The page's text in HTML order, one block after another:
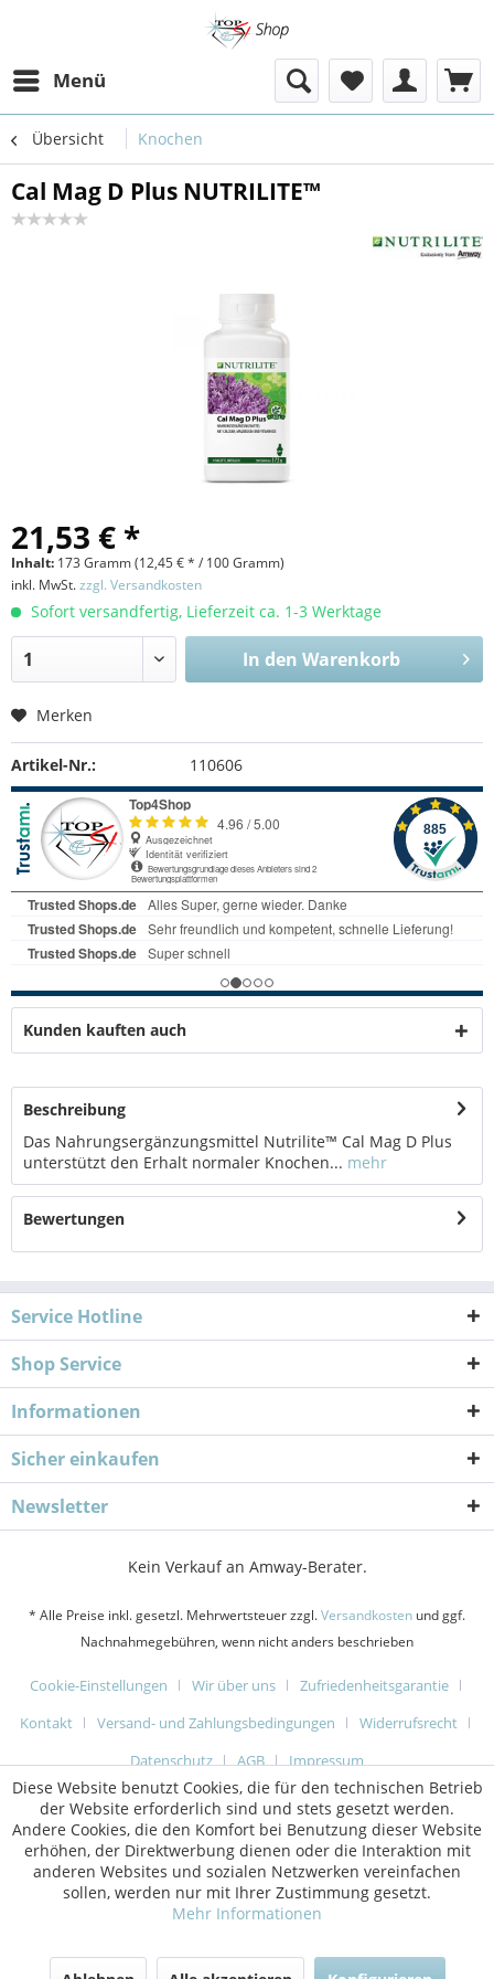
Menü
Übersicht Knochen
Cal Mag D Plus NUTRILITE™
21,53 € *
Inhalt: 173 Gramm (12,45 €* / 100 Gramm)
inkl. MwSt.zzgl. Versandkosten
Sofort versandfertig, Lieferzeit ca. 1-3 Werktage
In den Warenkorb
Merken
Artikel-Nr.: 110606
Kunden kauften auch
Beschreibung
Das Nahrungsergänzungsmittel Nutrilite™ Cal Mag D Plus
unterstützt den Erhalt normaler Knochen... mehr
Bewertungen
Service Hotline
Shop Service
Informationen
Sicher einkaufen
Newsletter
Kein Verkauf an Amway-Berater.
* Alle Preise inkl. gesetzl. Mehrwertsteuer zzgl.Versandkosten und ggf.
Nachnahmegebühren, wenn nicht anders beschrieben
Cookie-Einstellungen Wir über uns
Zufriedenheitsgarantie
Kontakt
Versand- und Zahlungsbedingungen
Widerrufsrecht
Datenschutz
AGB Impressum
Diese Website benutzt Cookies, die für den technischen Betrieb
der Website erforderlich sind und stets gesetzt werden.
Andere Cookies, die den Komfort bei Benutzung dieser Website
erhöhen, der Direktwerbung dienen oder die Interaktion mit
anderen Websites und sozialen Netzwerken vereinfachen
sollen, werden nur mit Ihrer Zustimmung gesetzt.
Mehr Informationen